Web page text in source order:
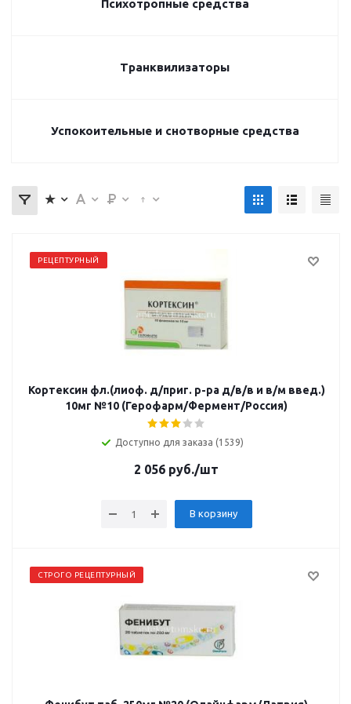
Психотропные средства
Транквилизаторы
Успокоительные и снотворные средства
РЕЦЕПТУРНЫЙ
Кортексин фл.(лиоф. д/приг. р-ра д/в/в и в/м введ.)
10мг №10 (Герофарм/Фермент/Россия)
Доступно для заказа (1539)
2 056 руб./шт
В корзину
СТРОГО РЕЦЕПТУРНЫЙ